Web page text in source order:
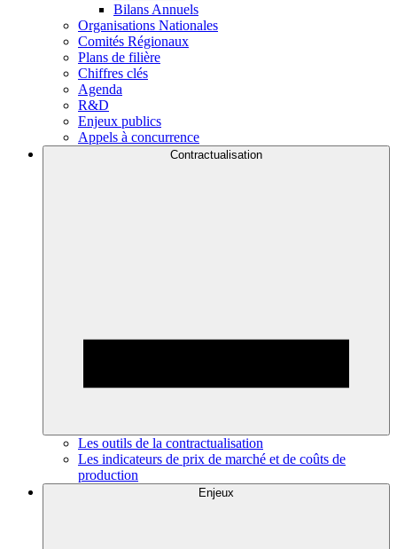
Bilans Annuels
Organisations Nationales
Comités Régionaux
Plans de filière
Chiffres clés
Agenda
R&D
Enjeux publics
Appels à concurrence
Contractualisation
Les outils de la contractualisation
Les indicateurs de prix de marché et de coûts de
production
Enjeux